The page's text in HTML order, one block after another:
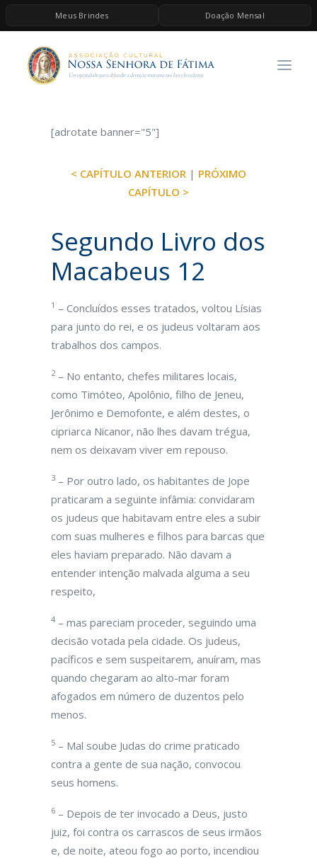
Meus Brindes Doação Mensal
HOME
A ASSOCIAÇÃO
ESPIRITUALIDADE
[adrotate banner="5"]
< CAPÍTULO ANTERIOR | PRÓXIMO
CAPÍTULO >
Segundo Livro dos
Macabeus 12
1 – Concluídos esses tratados, voltou Lísias
para junto do rei, e os judeus voltaram aos
trabalhos dos campos.
2– No entanto, chefes militares locais,
como Timóteo, Apolônio, filho de Jeneu,
Jerônimo e Demofonte, e além destes, o
cipriarca Nicanor, não lhes davam trégua,
nem os deixavam viver em repouso.
3 – Por outro lado, os habitantes de Jope
praticaram a seguinte infâmia: convidaram
os judeus que habitavam entre eles a subir
com suas mulheres e filhos para barcas que
eles haviam preparado. Não davam a
entender intenção malvada alguma a seu
respeito,
4 – mas pareciam proceder, seguindo uma
decisão votada pela cidade. Os judeus,
pacíficos e sem suspeitarem, anuíram, mas
quando chegaram ao alto-mar foram
afogados em número de duzentos pelo
menos.
5 – Mal soube Judas do crime praticado
contra a gente de sua nação, convocou
seus homens.
6 – Depois de ter invocado a Deus, justo
juiz, foi contra os carrascos de seus irmãos
e, de noite, ateou fogo ao porto, incendiou